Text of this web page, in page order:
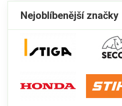
Nejoblíbenější značky